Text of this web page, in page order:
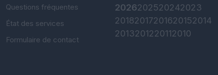
Questions fréquentes
État des services
Formulaire de contact
2026202520242023
20182017201620152014
2013201220112010